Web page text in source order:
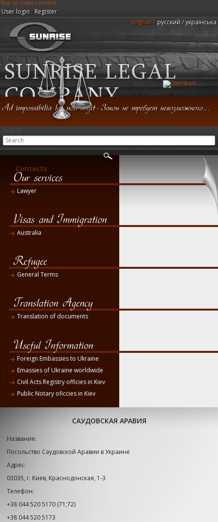
Skip to main content
User login/ Register
english
русский українська
Sunrise Legal Company
Home
Contacts
Lawyer
Australia
General Terms
Translation of documents
Foreign Embassies to Ukraine
Emassies of Ukraine worldwide
Civil Acts Registry officies in Kiev
Public Notary oficcies in Kiev
САУДОВСКАЯ АРАВИЯ
Название:
Посольство Саудовской Аравии в Украине
Адрес:
03035, г. Киев, Краснодонская, 1-3
Телефон:
+38 044 520 5170 (71;72)
+38 044 520 5173